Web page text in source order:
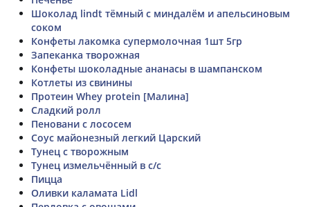
Шоколад lindt тёмный с миндалём и апельсиновым
соком
Конфеты лакомка супермолочная 1шт 5гр
Запеканка творожная
Конфеты шоколадные ананасы в шампанском
Котлеты из свинины
Протеин Whey protein [Малина]
Сладкий ролл
Пеновани с лососем
Соус майонезный легкий Царский
Тунец с творожным
Тунец измельчённый в с/с
Пицца
Оливки каламата Lidl